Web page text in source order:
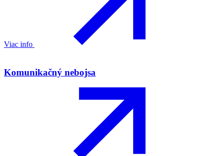
Viac info
Komunikačný nebojsa